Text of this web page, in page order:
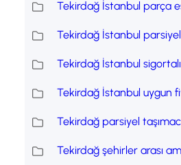
Tekirdağ İstanbul parça
Tekirdağ İstanbul
Tekirdağ İstanbul
Tekirdağ İstanbul uygun
Tekirdağ parsiyel
Tekirdağ şehirler arası